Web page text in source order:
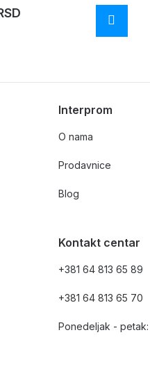
Interprom
O nama
Prodavnice
Blog
Kontakt centar
+381 64 813 65 89
+381 64 813 65 70
Ponedeljak - petak: